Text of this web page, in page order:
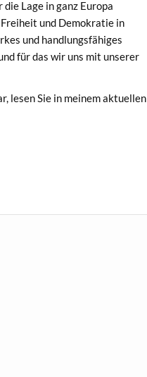
Lage in ganz Europa
und Demokratie in
und hand­lungs­fähiges
für das wir uns mit unser­er
lesen Sie in meinem aktuellen